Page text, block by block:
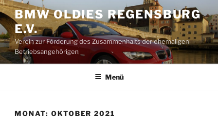
Zum
Inhalt
springen
BMW OLDIES REGENSBURG
E.V.
Verein zur Förderung des Zusammenhalts der ehemaligen
Betriebsangehörigen
Menü
MONAT: OKTOBER 2021